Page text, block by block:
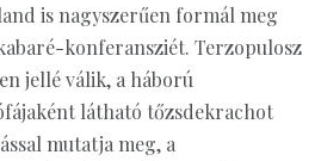
is nagyszerűen formál meg
konferansziét. Terzopulosz
jellé válik, a háború
látható tőzsdekrachot
mutatja meg, a